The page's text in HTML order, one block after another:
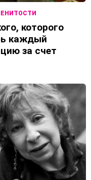
которого
каждый
за счет